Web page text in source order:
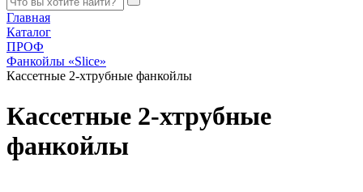
Главная
Каталог
ПРОФ
Фанкойлы «Slice»
Кассетные 2-хтрубные фанкойлы
Кассетные 2-хтрубные
фанкойлы